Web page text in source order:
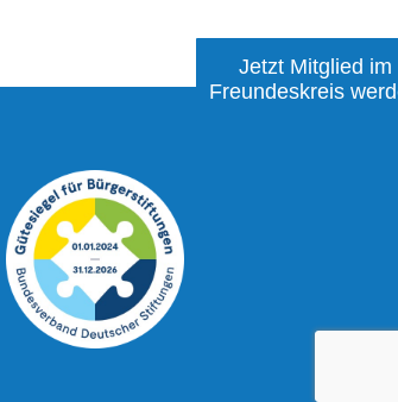
Jetzt Mitglied im
Freundeskreis